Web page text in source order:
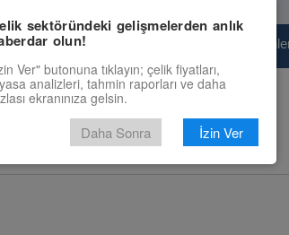
Pazaryeri Fiyat
sektöründeki gelişmelerden anlık
olun!
Ver" butonuna tıklayın; çelik fiyatları,
analizleri, tahmin raporları ve daha
ekranınıza gelsin.
Daha Sonra İzin Ver